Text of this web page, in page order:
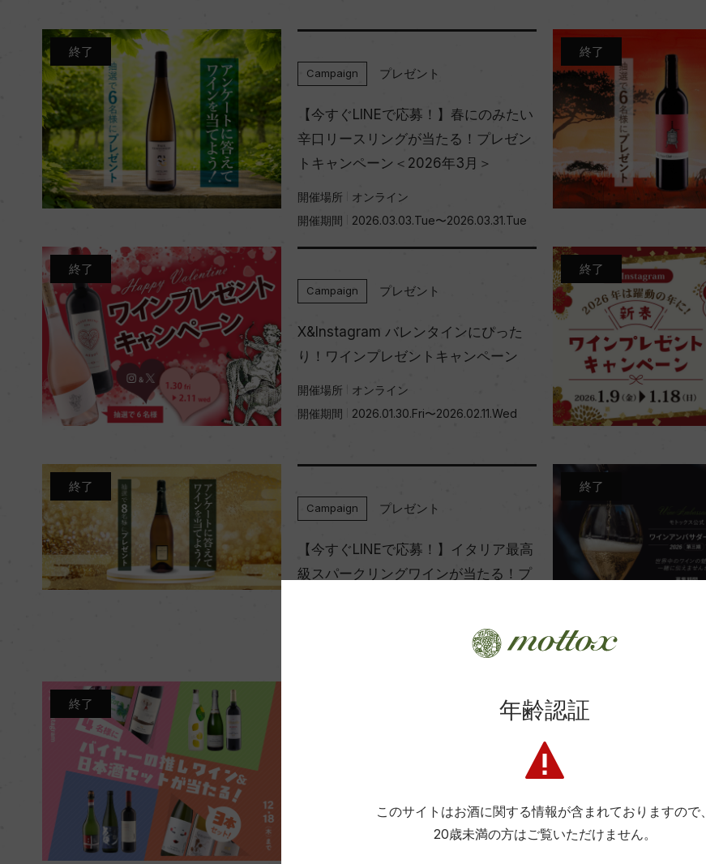
終了
Campaign プレゼント
【今すぐLINEで応募！】春にのみたい
辛口リースリングが当たる！プレゼン
トキャンペーン＜2026年3月＞
開催場所
オンライン
開催期間
2026.03.03.Tue〜2026.03.31.Tue
終了
終了
Campaign プレゼント
X&Instagram バレンタインにぴった
り！ワインプレゼントキャンペーン
開催場所
オンライン
開催期間
2026.01.30.Fri〜2026.02.11.Wed
終了
終了
Campaign プレゼント
【今すぐLINEで応募！】イタリア最高
級スパークリングワインが当たる！プ
2025.12.26.Fri〜2026.02.01.Sun
終了
終了
スキャンペーン
終了
年齢認証
このサイトはお酒に関する情報が含まれておりますので、
20歳未満の方はご覧いただけません。